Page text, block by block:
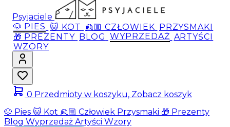
Psyjaciele
🐶 PIES 🐱 KOT 👱🏼 CZŁOWIEK PRZYSMAKI
🎁 PREZENTY BLOG WYPRZEDAŻ ARTYŚCI
WZORY
0 Przedmioty w koszyku, Zobacz koszyk
🐶 Pies 🐱 Kot 👱🏼 Człowiek Przysmaki 🎁 Prezenty
Blog Wyprzedaż Artyści Wzory